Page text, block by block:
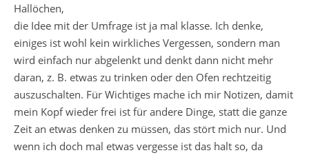
Hallöchen,
die Idee mit der Umfrage ist ja mal klasse. Ich denke,
einiges ist wohl kein wirkliches Vergessen, sondern man
wird einfach nur abgelenkt und denkt dann nicht mehr
daran, z. B. etwas zu trinken oder den Ofen rechtzeitig
auszuschalten. Für Wichtiges mache ich mir Notizen, damit
mein Kopf wieder frei ist für andere Dinge, statt die ganze
Zeit an etwas denken zu müssen, das stört mich nur. Und
wenn ich doch mal etwas vergesse ist das halt so, da